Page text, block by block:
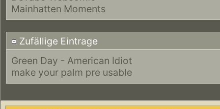
Mainhatten Moments
Zufällige Eintrage
Green Day - American Idiot
make your palm pre usable